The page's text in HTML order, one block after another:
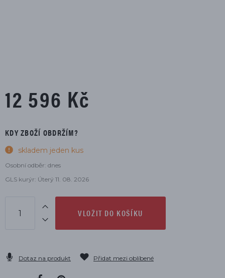
12 596 Kč
KDY ZBOŽÍ OBDRŽÍM?
skladem jeden kus
Osobní odběr: dnes
GLS kurýr: Úterý 11. 08. 2026
VLOŽIT DO KOŠÍKU
Dotaz na produkt Přidat mezi oblíbené